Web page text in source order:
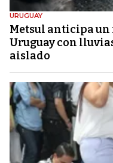
URUGUAY
Metsul anticipa un
Uruguay con
aislado